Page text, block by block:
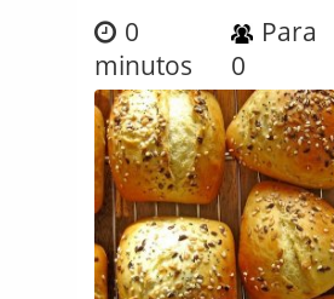
0
minutos
Para
0